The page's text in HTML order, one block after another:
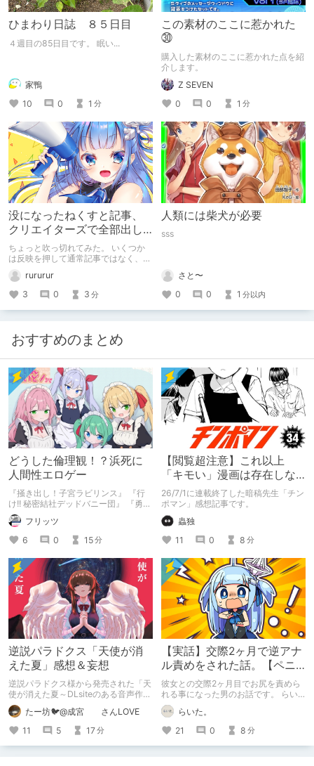
ひまわり日誌 ８５日目
４週目の85日目です。 眠い...
家鴨
10
0 1 分
この素材のここに惹かれた
㉚
購入した素材のここに惹かれた点を紹
介します。
Z SEVEN
0
0 1 分
没になったねくすと記事、
クリエイターズで全部出し
てみます。
ちょっと吹っ切れてみた。 いくつか
は反映を押して通常記事ではなく、ク
なと。rururur
3
0 3 分
人類には柴犬が必要
sss
さと〜
0
0 1 分以内
おすすめのまとめ
どうした倫理観！？浜死に
人間性エロゲー
『掻き出し！子宮ラビリンス』 『行
け!! 秘密結社デッドバニー団』 『勇者
ミアとツンツン猫サキュバス ~それで
も勇者はコロせない!~』 『めいどいん
めいど！』 本記事はねくすとテーマ
「人に薦めづらいけど好きな作
品」”ではない”です。 好きだったら人
に薦めるのは当たり前だよなぁ！？
フリッツ
6
0 15分
【閲覧超注意】これ以上
「キモい」漫画は存在しな
い？チンポマンとかいう
「魂の殺人」の完成形
26/7/1に連載終了した暗稿先生「チン
ポマン」感想記事です。
蟲独
11
0 8 分
逆説パラドクス「天使が消
えた夏」感想＆妄想
逆説パラドクス様から発売された「天
使が消えた夏～DLsiteのある音声作品
について～」の感想です。 妄想も多
いです。たー坊🐦@成宮 さんLOVE
11
5 17分
【実話】交際2ヶ月で逆アナ
ル責めをされた話。【ペニ
バン】
彼女との交際2ヶ月目でお尻を責めら
れる事になった男のお話です。 らい
た。のエチエチ体験談#2【逆アナ
ル】 らいた。
21
0 8 分